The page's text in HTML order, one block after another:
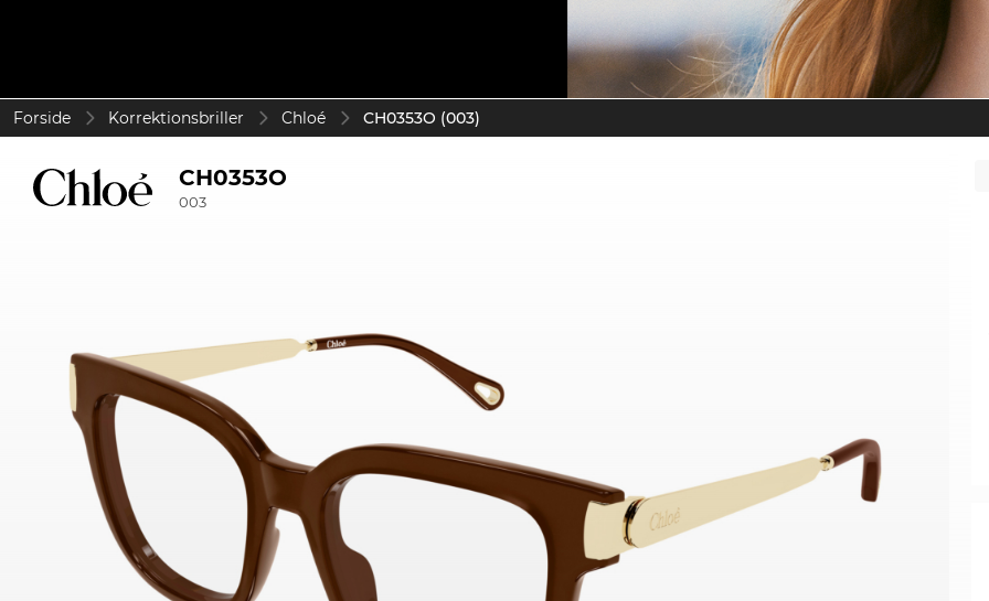
Forside Korrektionsbriller Chloé CH0353O (003)
CH0353O
003